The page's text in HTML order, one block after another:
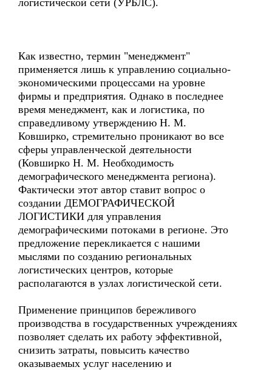
логистической сети (УРБЛС).
Как известно, термин "менеджмент"
применяется лишь к управлению социально-
экономическими процессами на уровне
фирмы и предприятия. Однако в последнее
время менеджмент, как и логистика, по
справедливому утверждению Н. М.
Ковширко, стремительно проникают во все
сферы управленческой деятельности
(Ковширко Н. М. Необходимость
демографического менеджмента региона).
Фактически этот автор ставит вопрос о
создании ДЕМОГРАФИЧЕСКОЙ
ЛОГИСТИКИ для управления
демографическими потоками в регионе. Это
предложение перекликается с нашими
мыслями по созданию региональных
логистических центров, которые
располагаются в узлах логистической сети.
Применение принципов бережливого
производства в государственных учреждениях
позволяет сделать их работу эффективной,
снизить затраты, повысить качество
оказываемых услуг населению и